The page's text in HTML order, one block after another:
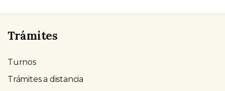
Trámites
Turnos
Trámites a distancia